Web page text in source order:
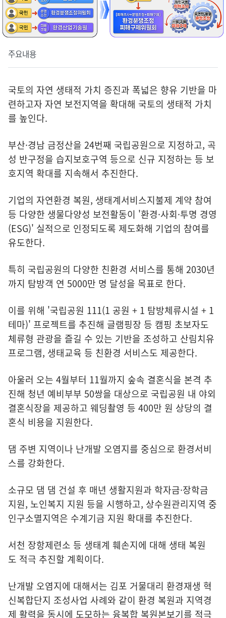
주요내용
국토의 자연 생태적 가치 증진과 폭넓은 향유 기반을 마
련하고자 자연 보전지역을 확대해 국토의 생태적 가치
를 높인다.
부산·경남 금정산을 24번째 국립공원으로 지정하고, 곡
성 반구정을 습지보호구역 등으로 신규 지정하는 등 보
호지역 확대를 지속해서 추진한다.
기업의 자연환경 복원, 생태계서비스지불제 계약 참여
등 다양한 생물다양성 보전활동이 '환경·사회·투명 경영
(ESG)' 실적으로 인정되도록 제도화해 기업의 참여를
유도한다.
특히 국립공원의 다양한 친환경 서비스를 통해 2030년
까지 탐방객 연 5000만 명 달성을 목표로 한다.
이를 위해 '국립공원 111(1 공원 + 1 탐방체류시설 + 1
테마)' 프로젝트를 추진해 글램핑장 등 캠핑 초보자도
체류형 관광을 즐길 수 있는 기반을 조성하고 산림치유
프로그램, 생태교육 등 친환경 서비스도 제공한다.
아울러 오는 4월부터 11월까지 숲속 결혼식을 본격 추
진해 청년 예비부부 50쌍을 대상으로 국립공원 내 야외
결혼식장을 제공하고 웨딩촬영 등 400만 원 상당의 결
혼식 비용을 지원한다.
댐 주변 지역이나 난개발 오염지를 중심으로 환경서비
스를 강화한다.
소규모 댐 댐 건설 후 매년 생활지원과 학자금·장학금
지원, 노인복지 지원 등을 시행하고, 상수원관리지역 중
인구소멸지역은 수계기금 지원 확대를 추진한다.
서천 장항제련소 등 생태계 훼손지에 대해 생태 복원
도 적극 추진할 계획이다.
난개발 오염지에 대해서는 김포 거물대리 환경재생 혁
신복합단지 조성사업 사례와 같이 환경 복원과 지역경
제 활력을 동시에 도모하는 융복합 복원본보기를 적극